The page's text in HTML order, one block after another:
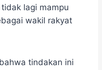
lagi mampu
wakil rakyat
tindakan ini